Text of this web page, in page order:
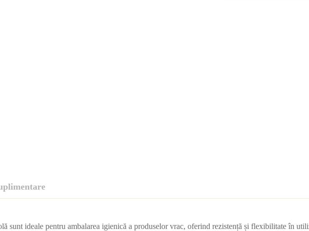
sunt ideale pentru ambalarea igienică a produselor vrac, oferind rezistență și flexibilitate în